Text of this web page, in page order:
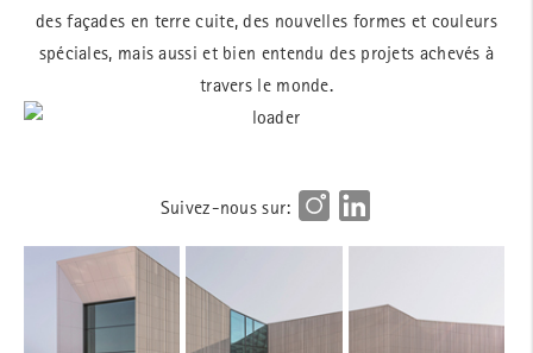
des façades en terre cuite, des nouvelles formes et couleurs
spéciales, mais aussi et bien entendu des projets achevés à
travers le monde.
Suivez-nous sur: